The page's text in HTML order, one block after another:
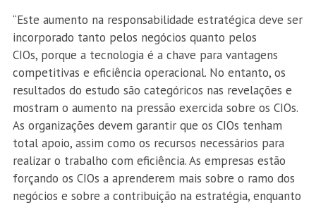
“Este aumento na responsabilidade estratégica deve ser
incorporado tanto pelos negócios quanto pelos
CIOs, porque a tecnologia é a chave para vantagens
competitivas e eficiência operacional. No entanto, os
resultados do estudo são categóricos nas revelações e
mostram o aumento na pressão exercida sobre os CIOs.
As organizações devem garantir que os CIOs tenham
total apoio, assim como os recursos necessários para
realizar o trabalho com eficiência. As empresas estão
forçando os CIOs a aprenderem mais sobre o ramo dos
negócios e sobre a contribuição na estratégia, enquanto